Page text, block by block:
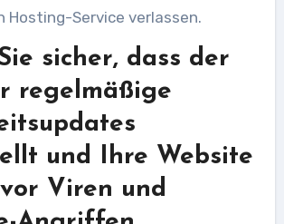
Hosting-Service verlassen.
sicher, dass der
regelmäßige
und Ihre Website
Viren und